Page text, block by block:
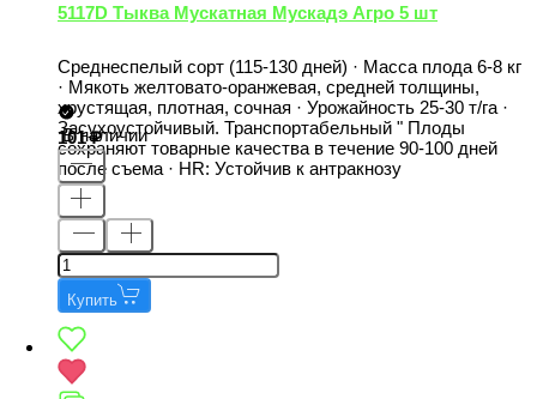
5117D Тыква Мускатная Мускадэ Агро 5 шт
Среднеспелый сорт (115-130 дней) · Масса плода 6-8 кг
· Мякоть желтовато-оранжевая, средней толщины,
хрустящая, плотная, сочная · Урожайность 25-30 т/га ·
Засухоустойчивый. Транспортабельный " Плоды
сохраняют товарные качества в течение 90-100 дней
после съема · НR: Устойчив к антракнозу
В наличии
101
Купить